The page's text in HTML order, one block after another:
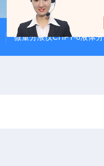
微量分液仪CHFY-8液体